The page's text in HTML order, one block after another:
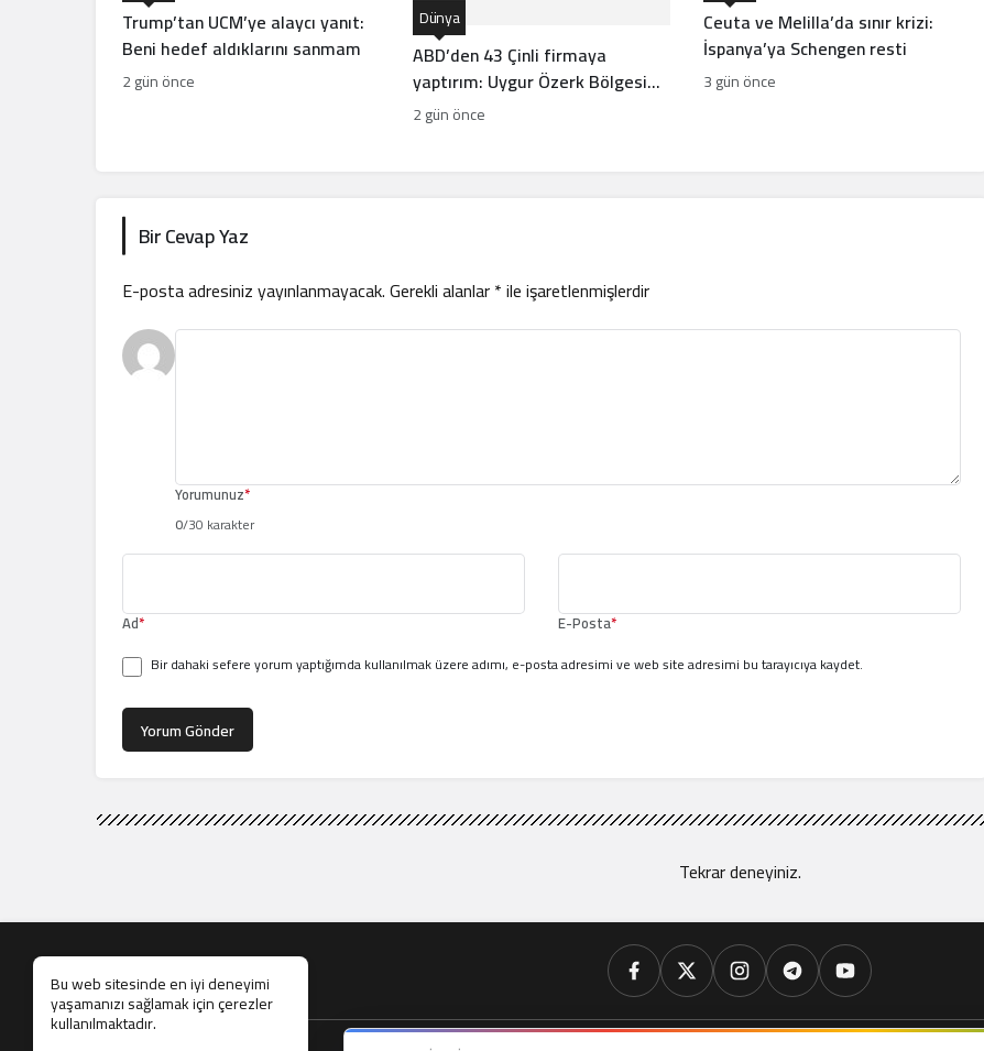
Trump’tan UCM’ye alaycı yanıt:
Beni hedef aldıklarını sanmam
2 gün önce
ABD’den 43 Çinli firmaya
yaptırım: Uygur Özerk Bölgesi
kriz çıkardı
Dünya
2 gün önce
Ceuta ve Melilla’da sınır krizi:
İspanya’ya Schengen resti
3 gün önce
Bir Cevap Yaz
E-posta adresiniz yayınlanmayacak.Gerekli alanlar*ile işaretlenmişlerdir
Yorumunuz*
0/30 karakter
Ad* E-Posta*
Bir dahaki sefere yorum yaptığımda kullanılmak üzere adımı, e-posta adresimi ve web site adresimi bu tarayıcıya kaydet.
Yorum Gönder
Tekrar deneyiniz.
Bu web sitesinde en iyi deneyimi
yaşamanızı sağlamak için çerezler
kullanılmaktadır.